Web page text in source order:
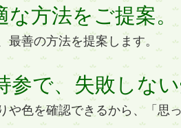
な方法をご提案。
善の方法を提案します。
参で、失敗しな
色を確認できるから、「思